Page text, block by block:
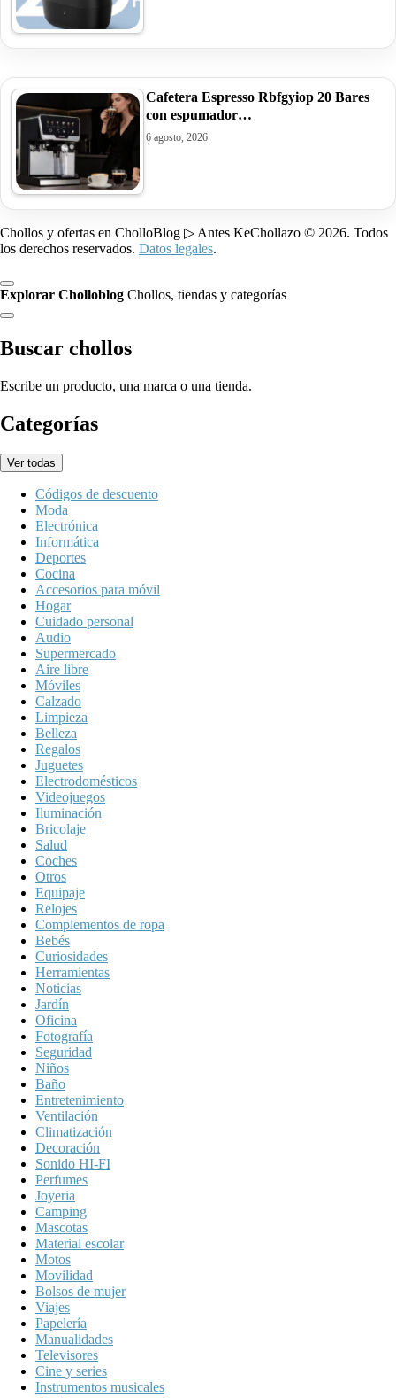
Cafetera Espresso Rbfgyiop 20 Bares
con espumador…
6 agosto, 2026
Chollos y ofertas en CholloBlog ▷ Antes KeChollazo © 2026. Todos
los derechos reservados. Datos legales.
Explorar Cholloblog Chollos, tiendas y categorías
Buscar chollos
Escribe un producto, una marca o una tienda.
Categorías
Ver todas
Códigos de descuento
Moda
Electrónica
Informática
Deportes
Cocina
Accesorios para móvil
Hogar
Cuidado personal
Audio
Supermercado
Aire libre
Móviles
Calzado
Limpieza
Belleza
Regalos
Juguetes
Electrodomésticos
Videojuegos
Iluminación
Bricolaje
Salud
Coches
Otros
Equipaje
Relojes
Complementos de ropa
Bebés
Curiosidades
Herramientas
Noticias
Jardín
Oficina
Fotografía
Seguridad
Niños
Baño
Entretenimiento
Ventilación
Climatización
Decoración
Sonido HI-FI
Perfumes
Joyeria
Camping
Mascotas
Material escolar
Motos
Movilidad
Bolsos de mujer
Viajes
Papelería
Manualidades
Televisores
Cine y series
Instrumentos musicales